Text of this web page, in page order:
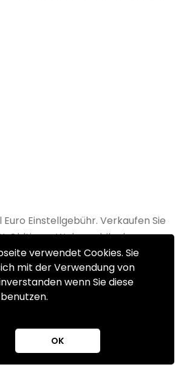
verwendet Cookies. Sie
mit der Verwendung von
wenn Sie diese
OK
Euro Einstellgebühr. Verkaufen Sie
Oldtimer, Wohnmobil oder